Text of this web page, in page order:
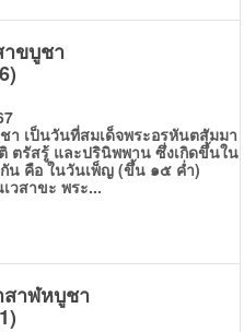
ขบูชา
นวันที่สมเด็จพระอรหันตสัมมา
ตรัสรู้ และปรินิพพาน ซึ่งเกิดขึ้นใน
น คือ ในวันเพ็ญ (ขึ้น ๑๕ ค่ำ)
วสาขะ พระ...
สาฬหบูชา